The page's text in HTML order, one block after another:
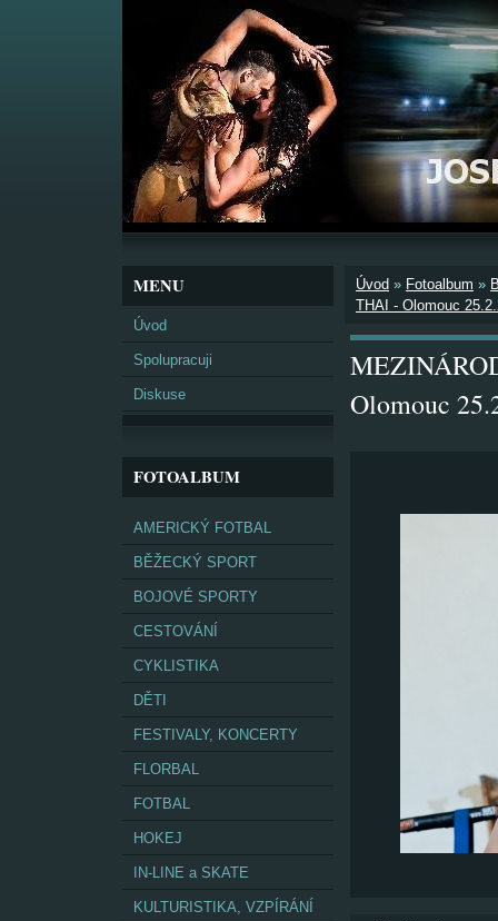
MENU
Úvod
Spolupracuji
Diskuse
FOTOALBUM
AMERICKÝ FOTBAL
BĚŽECKÝ SPORT
BOJOVÉ SPORTY
CESTOVÁNÍ
CYKLISTIKA
DĚTI
FESTIVALY, KONCERTY
FLORBAL
FOTBAL
HOKEJ
IN-LINE a SKATE
KULTURISTIKA, VZPÍRÁNÍ
Úvod » Fotoalbum »
THAI - Olomouc
Olomouc